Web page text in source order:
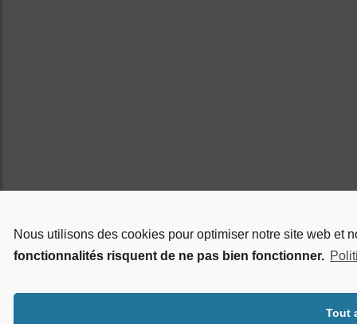
Nous utilisons des cookies pour optimiser notre site web et
fonctionnalités risquent de ne pas bien fonctionner.
Tout